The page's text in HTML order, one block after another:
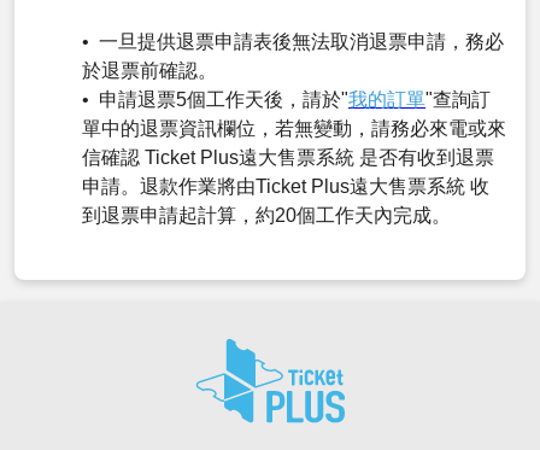
• 一旦提供退票申請表後無法取消退票申請，務必
於退票前確認。
• 申請退票5個工作天後，請於"我的訂單"查詢訂
單中的退票資訊欄位，若無變動，請務必來電或來
信確認 Ticket Plus遠大售票系統 是否有收到退票
申請。退款作業將由Ticket Plus遠大售票系統 收
到退票申請起計算，約20個工作天內完成。